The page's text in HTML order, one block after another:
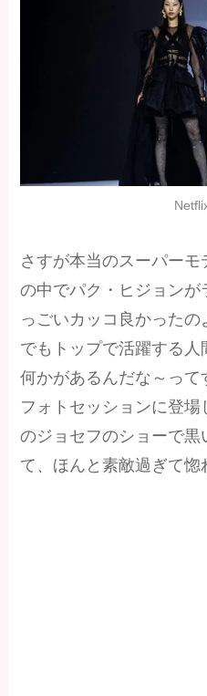
さすが本当のスーパー
の中でパク・ヒジョン
っごいカッコ良かった
でもトップで活躍する
何かがあるんだな～って
フォトセッションに登
のジョセフのショーで
て、ほんと素敵過ぎて惚